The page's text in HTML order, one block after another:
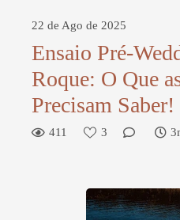
22 de Ago de 2025
Ensaio Pré-
Roque: O Que
Precisam Saber!
411 3